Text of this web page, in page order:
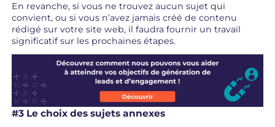
En revanche, si vous ne trouvez aucun sujet qui
convient, ou si vous n’avez jamais créé de contenu
rédigé sur votre site web, il faudra fournir un travail
significatif sur les prochaines étapes.
#3 Le choix des sujets annexes